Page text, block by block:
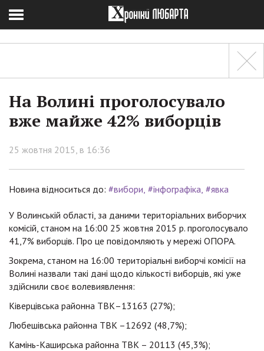
На Волині проголосувало
вже майже 42% виборців
25 жовтня 2015, в 16:36
Новина відноситься до: #вибори #інфографіка #явка
У Волинській області, за даними територіальних виборчих
комісій, станом на 16:00 25 жовтня 2015 р. проголосувало
41,7% виборців. Про це повідомляють у мережі ОПОРА.
Зокрема, станом на 16:00 територіальні виборчі комісії на
Волині назвали такі дані щодо кількості виборців, які уже
здійснили своє волевиявлення:
Ківерцівська районна ТВК–13163 (27%);
Любешівська районна ТВК –12692 (48,7%);
Камінь-Каширська районна ТВК – 20113 (45,3%);